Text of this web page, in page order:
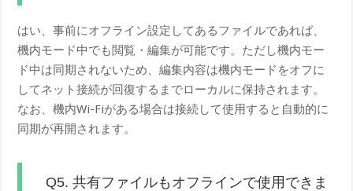
はい、事前にオフライン設定してあるファイルであれば、
機内モード中でも閲覧・編集が可能です。ただし機内モー
ド中は同期されないため、編集内容は機内モードをオフに
してネット接続が回復するまでローカルに保持されます。
なお、機内Wi-Fiがある場合は接続して使用すると自動的に
同期が再開されます。
Q5. 共有ファイルもオフラインで使用できま